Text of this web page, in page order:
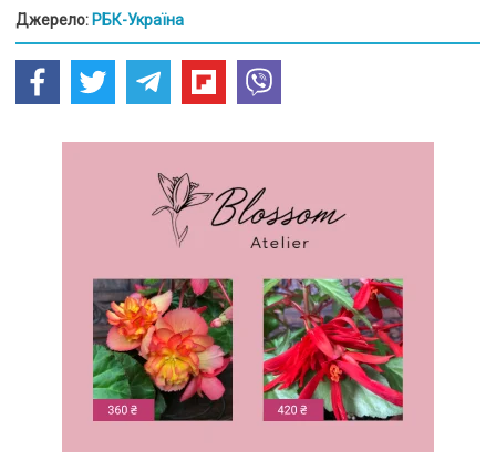
Джерело: РБК-Україна